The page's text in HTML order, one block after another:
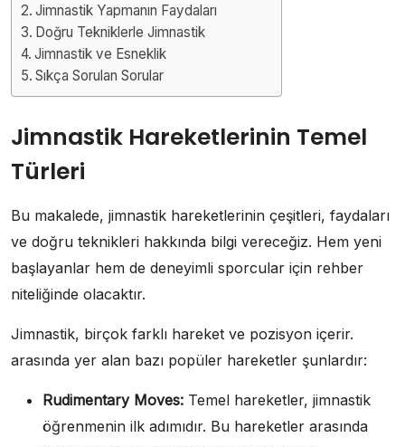
Jimnastik Yapmanın Faydaları
Doğru Tekniklerle Jimnastik
Jimnastik ve Esneklik
Sıkça Sorulan Sorular
Jimnastik Hareketlerinin Temel
Türleri
Bu makalede, jimnastik hareketlerinin çeşitleri, faydaları
ve doğru teknikleri hakkında bilgi vereceğiz. Hem yeni
başlayanlar hem de deneyimli sporcular için rehber
niteliğinde olacaktır.
Jimnastik, birçok farklı hareket ve pozisyon içerir.
arasında yer alan bazı popüler hareketler şunlardır:
Rudimentary Moves: Temel hareketler, jimnastik
öğrenmenin ilk adımıdır. Bu hareketler arasında